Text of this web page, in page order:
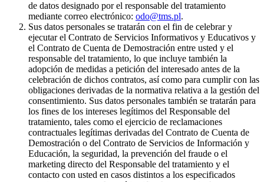
de datos designado por el responsable del tratamiento
mediante correo electrónico: odo@tms.pl.
Sus datos personales se tratarán con el fin de celebrar y
ejecutar el Contrato de Servicios Informativos y Educativos y
el Contrato de Cuenta de Demostración entre usted y el
responsable del tratamiento, lo que incluye también la
adopción de medidas a petición del interesado antes de la
celebración de dichos contratos, así como para cumplir con las
obligaciones derivadas de la normativa relativa a la gestión del
consentimiento. Sus datos personales también se tratarán para
los fines de los intereses legítimos del Responsable del
tratamiento, tales como el ejercicio de reclamaciones
contractuales legítimas derivadas del Contrato de Cuenta de
Demostración o del Contrato de Servicios de Información y
Educación, la seguridad, la prevención del fraude o el
marketing directo del Responsable del tratamiento y el
contacto con usted en casos distintos a los especificados